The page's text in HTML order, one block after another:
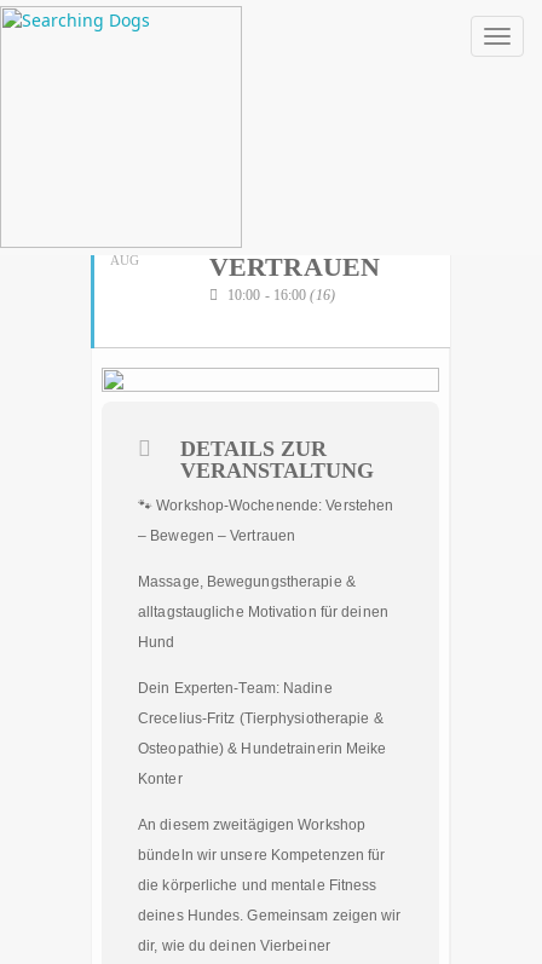
AUG
VERTRAUEN
10:00 - 16:00(16)
DETAILS ZUR
VERANSTALTUNG
🐾 Workshop-Wochenende: Verstehen
– Bewegen – Vertrauen
Massage, Bewegungstherapie &
alltagstaugliche Motivation für deinen
Hund
Dein Experten-Team: Nadine
Crecelius-Fritz (Tierphysiotherapie &
Osteopathie) & Hundetrainerin Meike
Konter
An diesem zweitägigen Workshop
bündeln wir unsere Kompetenzen für
die körperliche und mentale Fitness
deines Hundes. Gemeinsam zeigen wir
dir, wie du deinen Vierbeiner